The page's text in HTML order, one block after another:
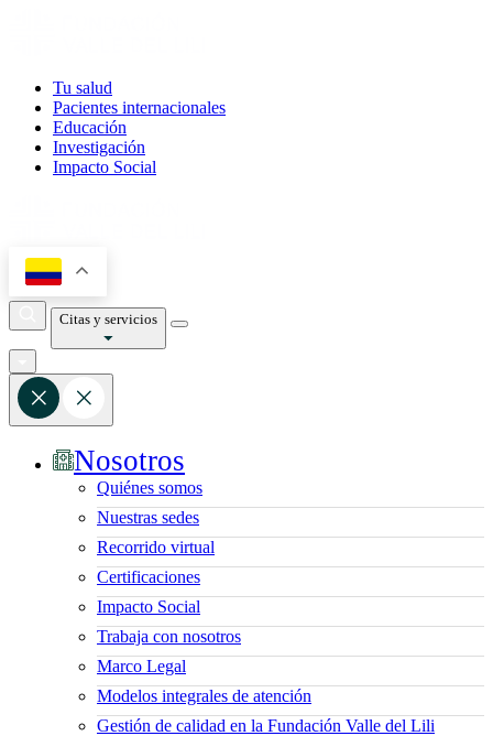
Tu salud
Pacientes internacionales
Educación
Investigación
Impacto Social
Citas y servicios
Nosotros
Quiénes somos
Nuestras sedes
Recorrido virtual
Certificaciones
Impacto Social
Trabaja con nosotros
Marco Legal
Modelos integrales de atención
Gestión de calidad en la Fundación Valle del Lili